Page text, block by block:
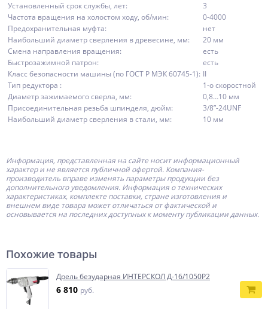
Установленный срок службы, лет:
3
Частота вращения на холостом ходу, об/мин:
0-4000
Предохранительная муфта:
нет
Наибольший диаметр сверления в древесине, мм:
20 мм
Смена направления вращения:
есть
Быстрозажимной патрон:
есть
Класс безопасности машины (по ГОСТ Р МЭК 60745-1): II
Тип редуктора :
1-о скоростной
Диаметр зажимаемого сверла, мм:
0,8…10 мм
Присоединительная резьба шпинделя, дюйм:
3/8”-24UNF
Наибольший диаметр сверления в стали, мм:
10 мм
Информация, представленная на сайте носит информационный
характер и не является публичной офертой. Компания-
производитель вправе изменять параметры продукции без
дополнительного уведомления. Информация о технических
характеристиках, комплекте поставки, стране изготовления и
внешнем виде товара может отличаться от фактической и
основывается на последних доступных к моменту публикации данных.
Похожие товары
Дрель безударная ИНТЕРСКОЛ Д-16/1050Р2
6 810 руб.